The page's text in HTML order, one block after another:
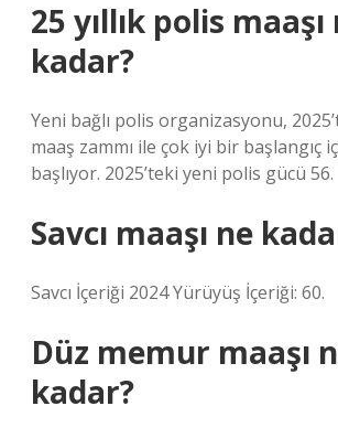
25 yıllık polis maaşı
kadar?
Yeni bağlı polis organizasyonu,
maaş zammı ile çok iyi bir başlangıç
başlıyor. 2025’teki yeni polis gücü 56.
Savcı maaşı ne
Savcı İçeriği 2024 Yürüyüş İçeriği: 60.
Düz memur maaşı
kadar?